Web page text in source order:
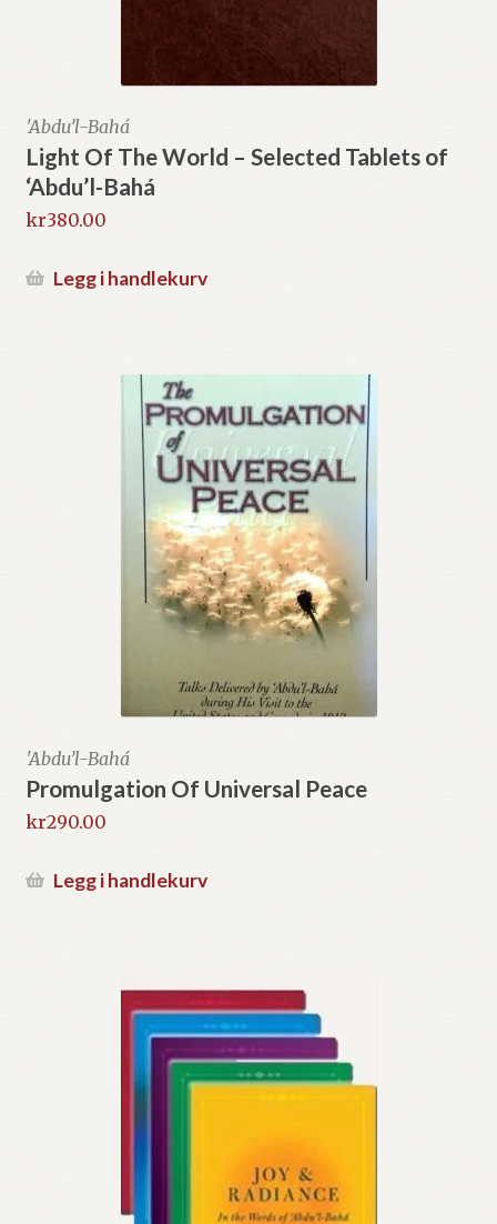
'Abdu’l-Bahá
Light Of The World – Selected Tablets of
‘Abdu’l-Bahá
kr380.00
Legg i handlekurv
'Abdu’l-Bahá
Promulgation Of Universal Peace
kr290.00
Legg i handlekurv